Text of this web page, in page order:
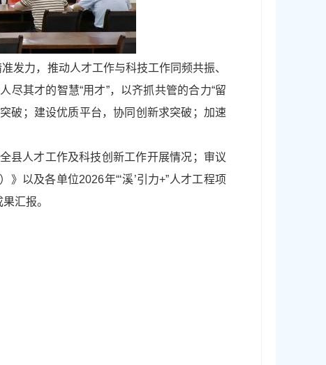
发力，推动人才工作与科技工作同频共振、
尽其才的智慧“用才”，以齐抓共管的合力“留
破；建设优质平台，协同创新求突破；加速
县人才工作及科技创新工作开展情况；审议
以及各单位2026年“‘溪’引力+”人才工程项
汇报。